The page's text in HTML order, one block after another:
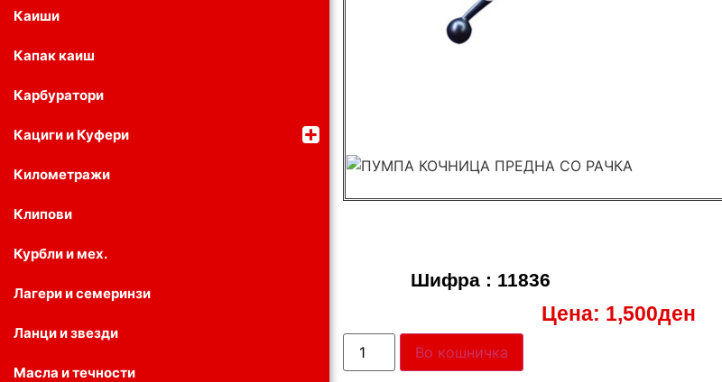
Каиши
Капак каиш
Карбуратори
Кациги и Куфери
Километражи
Клипови
Курбли и мех.
Лагери и семеринзи
Ланци и звезди
Масла и течности
Шифра : 11836
Цена: 1,500ден
Во кошничка